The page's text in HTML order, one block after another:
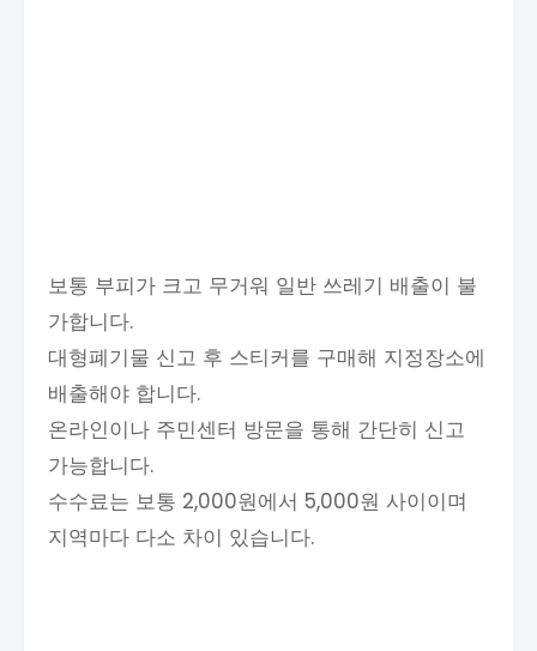
보통 부피가 크고 무거워 일반 쓰레기 배출이 불
가합니다.
대형폐기물 신고 후 스티커를 구매해 지정장소에
배출해야 합니다.
온라인이나 주민센터 방문을 통해 간단히 신고
가능합니다.
수수료는 보통 2,000원에서 5,000원 사이이며
지역마다 다소 차이 있습니다.